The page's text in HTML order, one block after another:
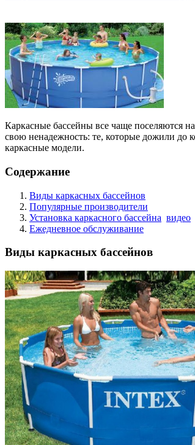
Каркасные бассейны все чаще поселяются
свою ненадежность: те, которые дожили до
каркасные модели.
Содержание
Виды каркасных бассейнов
Популярные производители
Установка каркасного бассейна видео
Ежедневное обслуживание
Виды каркасных бассейнов